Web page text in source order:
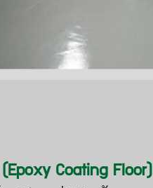
(Epoxy Coating Floor)